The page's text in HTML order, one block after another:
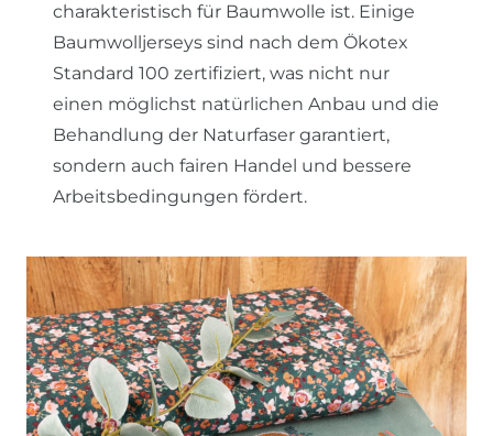
charakteristisch für Baumwolle ist. Einige
Baumwolljerseys sind nach dem Ökotex
Standard 100 zertifiziert, was nicht nur
einen möglichst natürlichen Anbau und die
Behandlung der Naturfaser garantiert,
sondern auch fairen Handel und bessere
Arbeitsbedingungen fördert.